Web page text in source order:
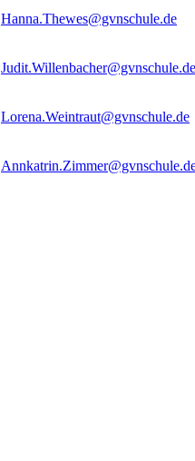
Hanna.Thewes@gvnschule.de
Judit.Willenbacher@gvnschule.de
Lorena.Weintraut@gvnschule.de